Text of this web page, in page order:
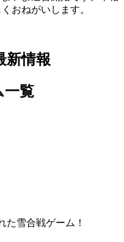
おねがいします。
新情報
一覧
た雪合戦ゲーム！